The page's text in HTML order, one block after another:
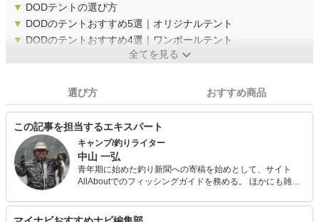
▼ DODテントの選び方
▼ DODのテントおすすめ5選｜オリジナルテント
▼ DODのテントおすすめ4選｜ワンポールテント
全てを見る
選び方 おすすめ商品
この記事を担当するエキスパート
キャンプ/釣りライター
中山 一弘
青年期に始めた釣り新聞への寄稿を始めとして、サイト
AllAboutでのフィッシングガイドを務める。 ほかにも雑誌
どでの執筆多数。 今も休日には必ず海山湖を駆けまわって
いる自然派で、あらゆるジャンルの釣りを体験し、季節に